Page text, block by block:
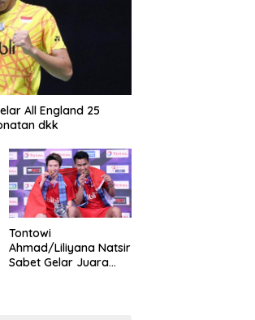
All England 25
dkk
Tontowi
Ahmad/Liliyana Natsir
Sabet Gelar Juara